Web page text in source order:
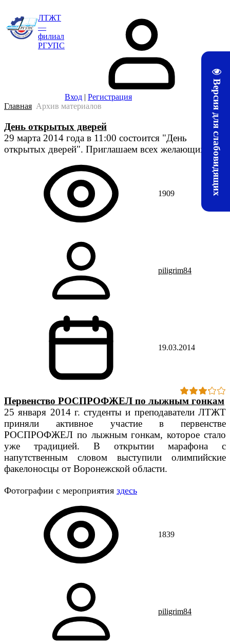
Версия для слабовидящих
ЛТЖТ
—
филиал
РГУПС
Вход | Регистрация
Главная Архив материалов
День открытых дверей
29 марта 2014 года в 11:00 состоится "День
открытых дверей". Приглашаем всех желающих.
1909
piligrim84
19.03.2014
Первенство РОСПРОФЖЕЛ по лыжным гонкам
25 января 2014 г. студенты и преподаватели ЛТЖТ
приняли активное участие в первенстве
РОСПРОФЖЕЛ по лыжным гонкам, которое стало
уже традицией. В открытии марафона с
напутственным словом выступили олимпийские
факелоносцы от Воронежской области.
Фотографии с мероприятия здесь
1839
piligrim84